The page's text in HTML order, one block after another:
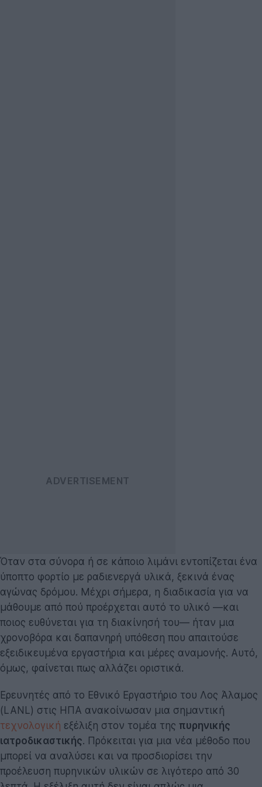
Όταν στα σύνορα ή σε κάποιο λιμάνι εντοπίζεται ένα
ύποπτο φορτίο με ραδιενεργά υλικά, ξεκινά ένας
αγώνας δρόμου. Μέχρι σήμερα, η διαδικασία για να
μάθουμε από πού προέρχεται αυτό το υλικό —και
ποιος ευθύνεται για τη διακίνησή του— ήταν μια
χρονοβόρα και δαπανηρή υπόθεση που απαιτούσε
εξειδικευμένα εργαστήρια και μέρες αναμονής. Αυτό,
όμως, φαίνεται πως αλλάζει οριστικά.
Ερευνητές από το Εθνικό Εργαστήριο του Λος Άλαμος
(LANL) στις ΗΠΑ ανακοίνωσαν μια σημαντική
τεχνολογική εξέλιξη στον τομέα της πυρηνικής
ιατροδικαστικής. Πρόκειται για μια νέα μέθοδο που
μπορεί να αναλύσει και να προσδιορίσει την
προέλευση πυρηνικών υλικών σε λιγότερο από 30